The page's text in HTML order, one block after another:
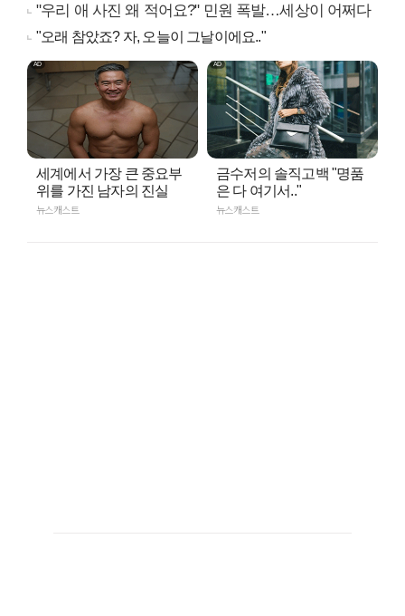
"우리 애 사진 왜 적어요?" 민원 폭발…세상이 어쩌다
"오래 참았죠? 자, 오늘이 그날이에요.."
세계에서 가장 큰 중요부
위를 가진 남자의 진실
뉴스캐스트
금수저의 솔직고백 "명품
은 다 여기서.."
뉴스캐스트